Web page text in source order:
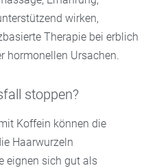
wirken,
Therapie bei erblich
hormonellen Ursachen.
stoppen?
Koffein können die
Haarwurzeln
eignen sich gut als